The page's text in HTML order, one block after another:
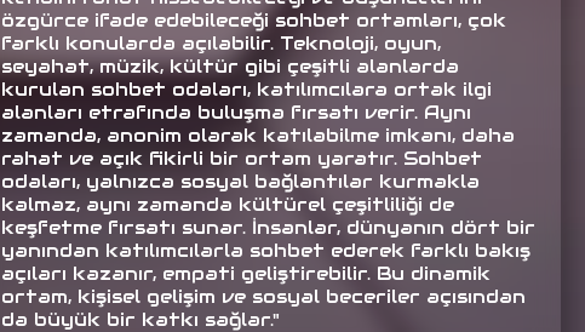
özgürce ifade edebileceği sohbet ortamları, çok
farklı konularda açılabilir. Teknoloji, oyun,
seyahat, müzik, kültür gibi çeşitli alanlarda
kurulan sohbet odaları, katılımcılara ortak ilgi
alanları etrafında buluşma fırsatı verir. Aynı
zamanda, anonim olarak katılabilme imkanı, daha
rahat ve açık fikirli bir ortam yaratır. Sohbet
odaları, yalnızca sosyal bağlantılar kurmakla
kalmaz, aynı zamanda kültürel çeşitliliği de
keşfetme fırsatı sunar. İnsanlar, dünyanın dört bir
yanından katılımcılarla sohbet ederek farklı bakış
açıları kazanır, empati geliştirebilir. Bu dinamik
ortam, kişisel gelişim ve sosyal beceriler açısından
da büyük bir katkı sağlar."